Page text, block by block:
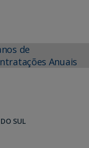
de
Anuais
SUL